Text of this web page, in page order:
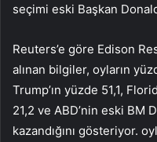
seçimi eski Başkan
Reuters’e göre Edison
alınan bilgiler, oyların
Trump’ın yüzde 51,1,
21,2 ve ABD’nin eski BM
kazandığını gösteriyor.